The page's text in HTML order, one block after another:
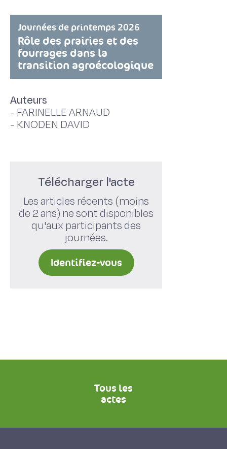
Journées de printemps 2026
Rôle des prairies et des
fourrages dans la
transition agroécologique
Auteurs
- FARINELLE ARNAUD
- KNODEN DAVID
Télécharger l'acte
Les articles récents (moins
de 2 ans) ne sont disponibles
qu'aux participants des
journées.
Identifiez-vous
Tous les
actes